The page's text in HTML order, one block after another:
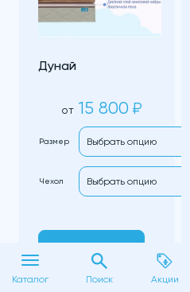
Дунай
от 15 800 ₽
Размер
Чехол
В корзину
Каталог Поиск Акции